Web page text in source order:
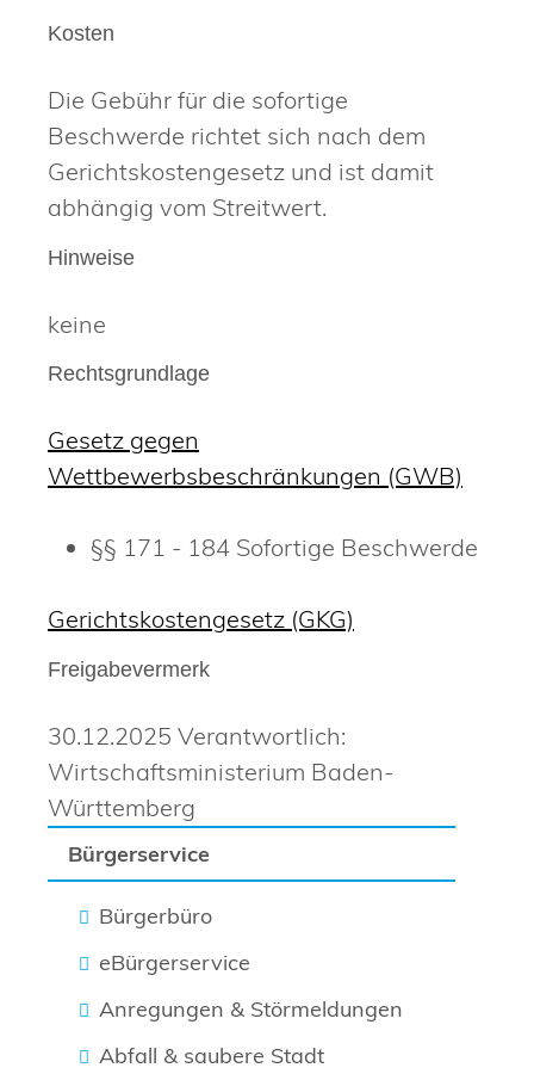
Bürgerservice
Bürgerbüro
eBürgerservice
Anregungen & Störmeldungen
Abfall & saubere Stadt
Kosten
Die Gebühr für die sofortige
Beschwerde richtet sich nach dem
Gerichtskostengesetz und ist damit
abhängig vom Streitwert.
Hinweise
keine
Rechtsgrundlage
Gesetz gegen
Wettbewerbsbeschränkungen (GWB)
§§ 171 - 184 Sofortige Beschwerde
Gerichtskostengesetz (GKG)
Freigabevermerk
30.12.2025 Verantwortlich:
Wirtschaftsministerium Baden-
Württemberg